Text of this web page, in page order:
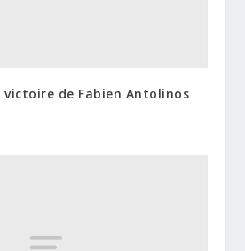
victoire de Fabien Antolinos